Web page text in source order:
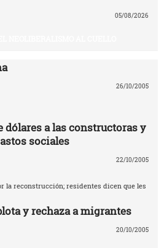
05/08/2026
26/10/2005
dólares a las constructoras y
sociales
22/10/2005
la reconstrucción; residentes dicen que les
y rechaza a migrantes
20/10/2005